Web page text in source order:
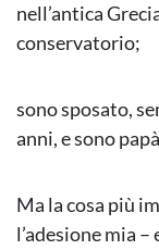
nell’antica
conservatorio;
sono sposato,
anni, e sono
Ma la cosa più
l’adesione mia